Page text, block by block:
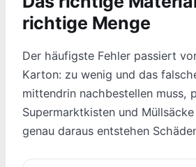
richtige Menge
Der häufigste Fehler passiert
Karton: zu wenig und das
mittendrin nachbestellen muss,
Supermarktkisten und
genau daraus entstehen